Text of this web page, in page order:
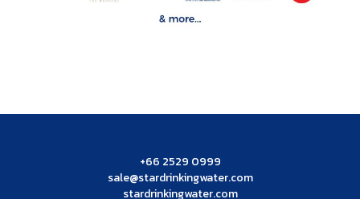
+66 2529 0999
sale@stardrinkingwater.com
stardrinkingwater.com